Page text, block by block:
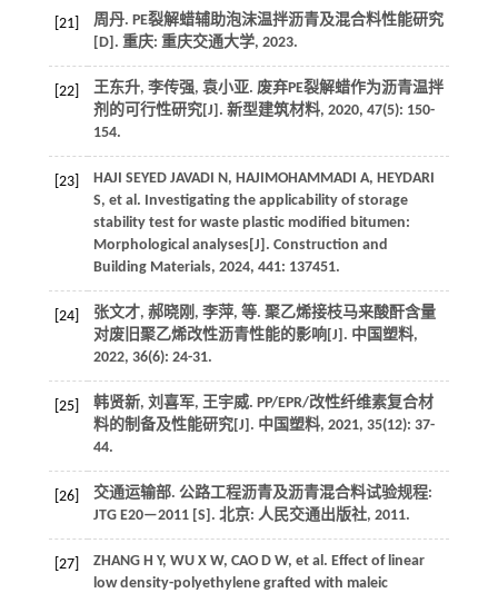
[21]
周丹. PE裂解蜡辅助泡沫温拌沥青及混合料性能研究
[D]. 重庆: 重庆交通大学, 2023.
[22]
王东升, 李传强, 袁小亚. 废弃PE裂解蜡作为沥青温拌
剂的可行性研究[J]. 新型建筑材料, 2020, 47(5): 150-
154.
[23] HAJI SEYED JAVADI N , HAJIMOHAMMADI A, HEYDARI
S, et al . Investigating the applicability of storage
stability test for waste plastic modified bitumen:
Morphological analyses[J]. Construction and
Building Materials, 2024, 441: 137451.
[24] 张文才, 郝晓刚, 李萍, 等. 聚乙烯接枝马来酸酐含量
对废旧聚乙烯改性沥青性能的影响[J]. 中国塑料,
2022, 36(6): 24-31.
[25]
韩贤新, 刘喜军, 王宇威. PP/EPR/改性纤维素复合材
料的制备及性能研究[J]. 中国塑料, 2021, 35(12): 37-
44.
[26] 交通运输部. 公路工程沥青及沥青混合料试验规程:
JTG E20—2011 [S]. 北京: 人民交通出版社, 2011.
[27] ZHANG H Y, WU X W, CAO D W, et al . Effect of linear
low density-polyethylene grafted with maleic